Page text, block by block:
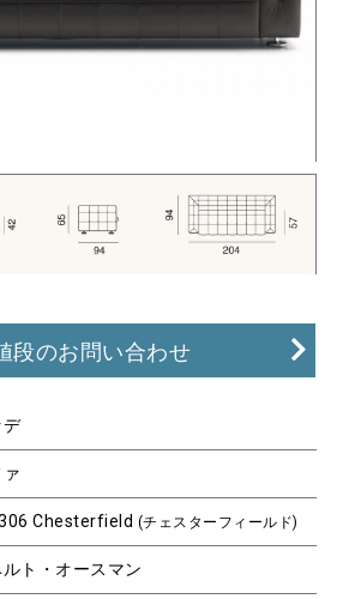
段のお問い合わせ
デ
ァ
Chesterfield (チェスターフィールド)
ルト・オースマン